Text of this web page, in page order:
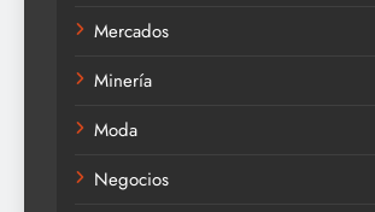
Mercados
Minería
Moda
Negocios